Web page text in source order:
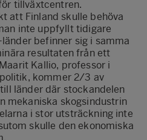
tillväxtcentren.
att Finland skulle behöva
inte uppfyllt tidigare
befinner sig i samma
resultaten från ett
Kallio, professor i
kommer 2/3 av
länder där stockandelen
mekaniska skogsindustrin
i stor utsträckning inte
skulle den ekonomiska